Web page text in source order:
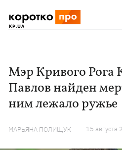
Мэр Кривого Рога
Павлов найден
ним лежало ружье
МАРЬЯНА ПОЛИЩУК 15